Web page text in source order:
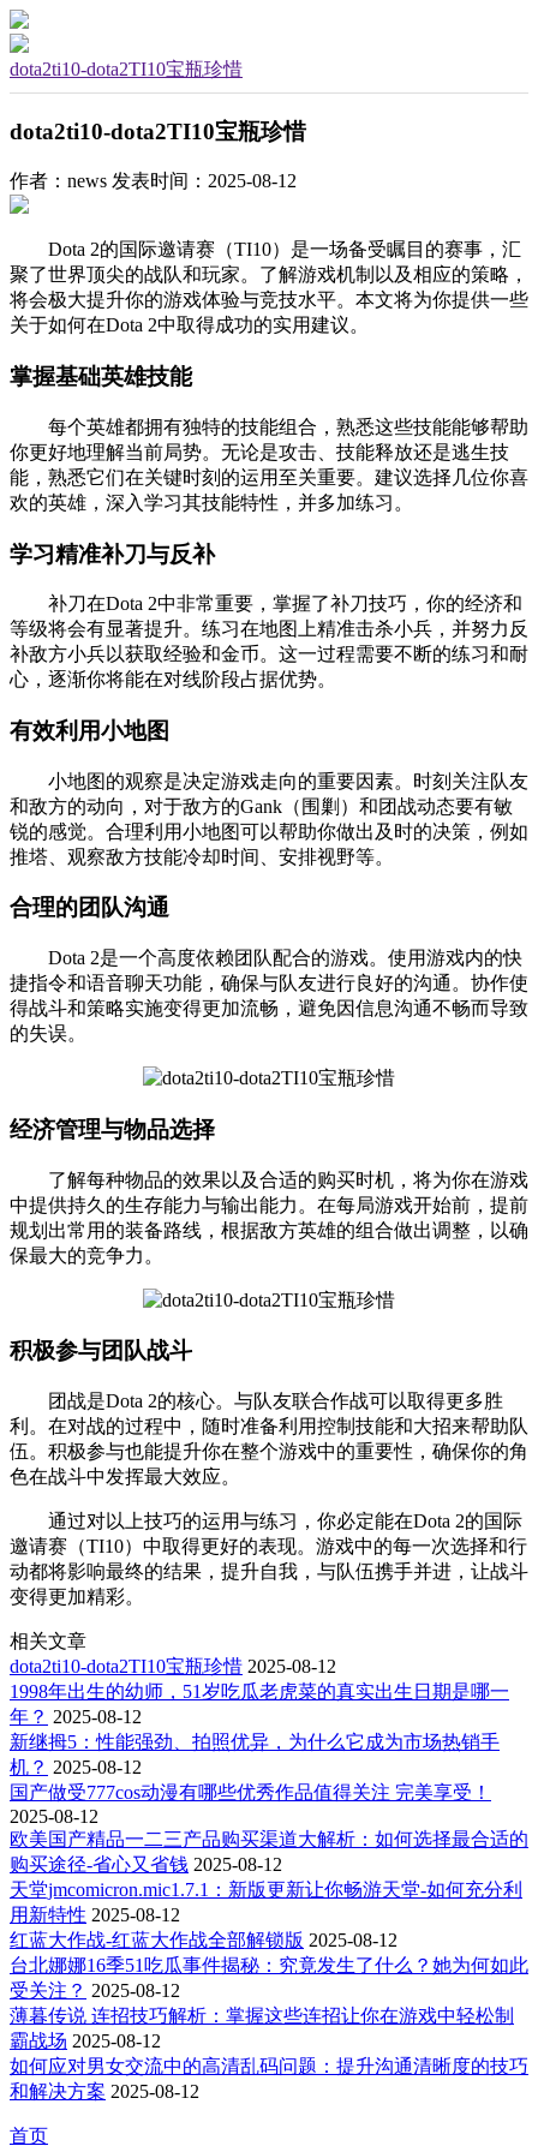
dota2ti10-dota2TI10宝瓶珍惜
dota2ti10-dota2TI10宝瓶珍惜
作者：news 发表时间：2025-08-12
Dota 2的国际邀请赛（TI10）是一场备受瞩目的赛事，汇
聚了世界顶尖的战队和玩家。了解游戏机制以及相应的策略，
将会极大提升你的游戏体验与竞技水平。本文将为你提供一些
关于如何在Dota 2中取得成功的实用建议。
掌握基础英雄技能
每个英雄都拥有独特的技能组合，熟悉这些技能能够帮助
你更好地理解当前局势。无论是攻击、技能释放还是逃生技
能，熟悉它们在关键时刻的运用至关重要。建议选择几位你喜
欢的英雄，深入学习其技能特性，并多加练习。
学习精准补刀与反补
补刀在Dota 2中非常重要，掌握了补刀技巧，你的经济和
等级将会有显著提升。练习在地图上精准击杀小兵，并努力反
补敌方小兵以获取经验和金币。这一过程需要不断的练习和耐
心，逐渐你将能在对线阶段占据优势。
有效利用小地图
小地图的观察是决定游戏走向的重要因素。时刻关注队友
和敌方的动向，对于敌方的Gank（围剿）和团战动态要有敏
锐的感觉。合理利用小地图可以帮助你做出及时的决策，例如
推塔、观察敌方技能冷却时间、安排视野等。
合理的团队沟通
Dota 2是一个高度依赖团队配合的游戏。使用游戏内的快
捷指令和语音聊天功能，确保与队友进行良好的沟通。协作使
得战斗和策略实施变得更加流畅，避免因信息沟通不畅而导致
的失误。
经济管理与物品选择
了解每种物品的效果以及合适的购买时机，将为你在游戏
中提供持久的生存能力与输出能力。在每局游戏开始前，提前
规划出常用的装备路线，根据敌方英雄的组合做出调整，以确
保最大的竞争力。
积极参与团队战斗
团战是Dota 2的核心。与队友联合作战可以取得更多胜
利。在对战的过程中，随时准备利用控制技能和大招来帮助队
伍。积极参与也能提升你在整个游戏中的重要性，确保你的角
色在战斗中发挥最大效应。
通过对以上技巧的运用与练习，你必定能在Dota 2的国际
邀请赛（TI10）中取得更好的表现。游戏中的每一次选择和行
动都将影响最终的结果，提升自我，与队伍携手并进，让战斗
变得更加精彩。
相关文章
dota2ti10-dota2TI10宝瓶珍惜 2025-08-12
1998年出生的幼师，51岁吃瓜老虎菜的真实出生日期是哪一
年？ 2025-08-12
新继拇5：性能强劲、拍照优异，为什么它成为市场热销手
机？ 2025-08-12
国产做受777cos动漫有哪些优秀作品值得关注 完美享受！
2025-08-12
欧美国产精品一二三产品购买渠道大解析：如何选择最合适的
购买途径-省心又省钱 2025-08-12
天堂jmcomicron.mic1.7.1：新版更新让你畅游天堂-如何充分利
用新特性 2025-08-12
红蓝大作战-红蓝大作战全部解锁版 2025-08-12
台北娜娜16季51吃瓜事件揭秘：究竟发生了什么？她为何如此
受关注？ 2025-08-12
薄暮传说 连招技巧解析：掌握这些连招让你在游戏中轻松制
霸战场 2025-08-12
如何应对男女交流中的高清乱码问题：提升沟通清晰度的技巧
和解决方案 2025-08-12
首页